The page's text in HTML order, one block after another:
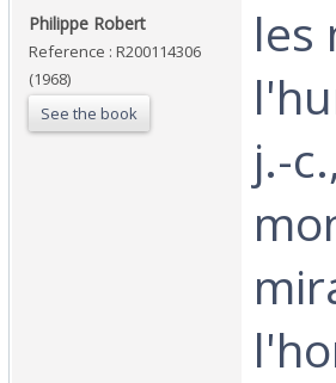
‎Philippe Robert‎
Reference : R200114306
(1968)
See the book
‎les
j.-